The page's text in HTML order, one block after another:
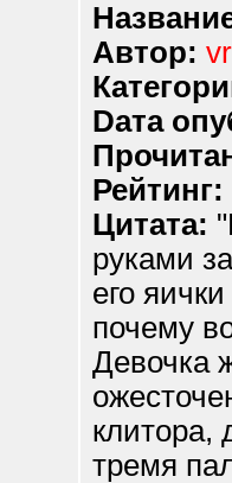
Автор:
Dата
Рейтинг:
Цитата:
руками
его
почему
Девочка
клитора,
тремя